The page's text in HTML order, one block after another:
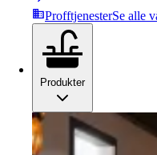
ProfftjenesterSe alle
Produkter